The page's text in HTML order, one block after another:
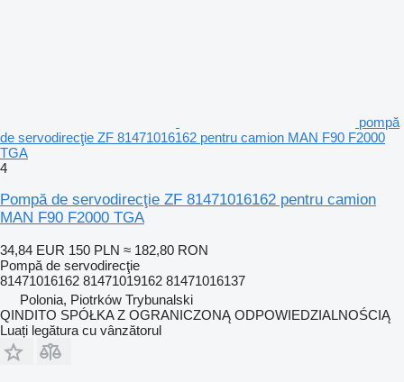
pompă
de servodirecţie ZF 81471016162 pentru camion MAN F90 F2000
TGA
4
Pompă de servodirecţie ZF 81471016162 pentru camion
MAN F90 F2000 TGA
34,84 EUR 150 PLN ≈ 182,80 RON
Pompă de servodirecţie
81471016162 81471019162 81471016137
Polonia, Piotrków Trybunalski
QINDITO SPÓŁKA Z OGRANICZONĄ ODPOWIEDZIALNOŚCIĄ
Luați legătura cu vânzătorul